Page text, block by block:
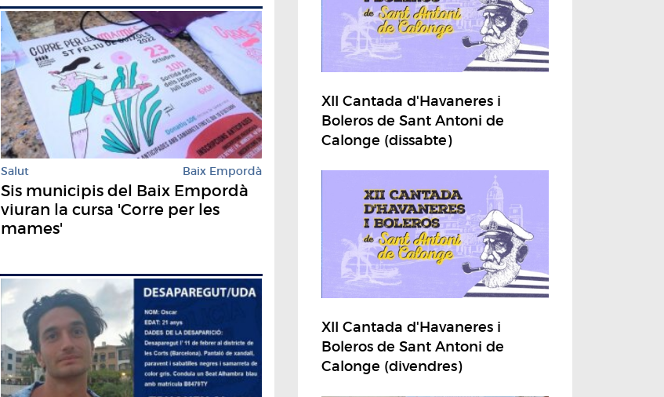
Salut Baix Empordà
Sis municipis del Baix Empordà
viuran la cursa 'Corre per les
mames'
XII Cantada d'Havaneres i
Boleros de Sant Antoni de
Calonge (dissabte)
XII Cantada d'Havaneres i
Boleros de Sant Antoni de
Calonge (divendres)